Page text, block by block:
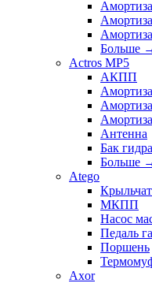
Больше
Actros MP5
АКПП
Антенна
Бак
Больше
Atego
МКПП
Насос
Педаль
Поршень
Axor